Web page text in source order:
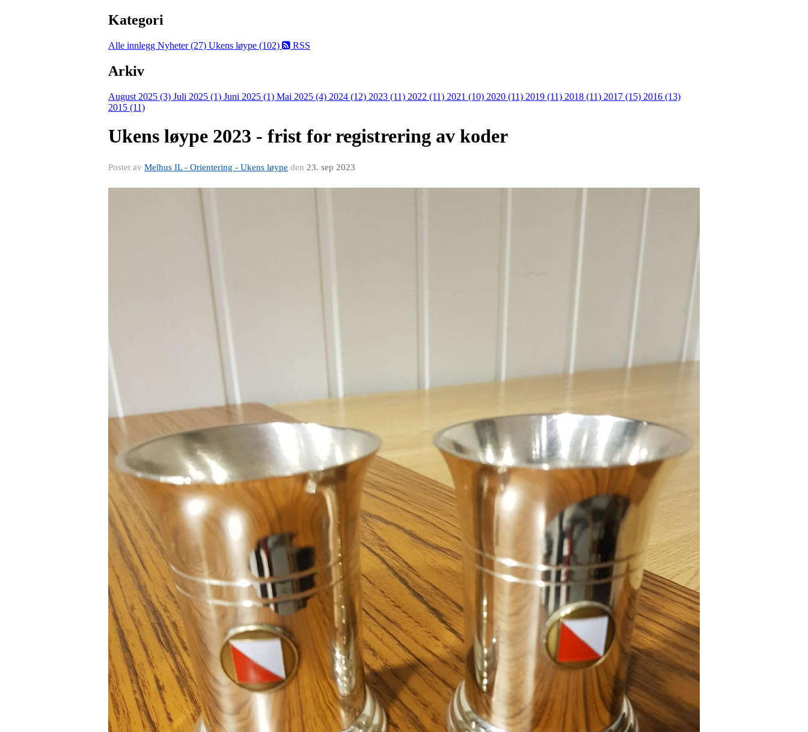
Kategori
Alle innlegg Nyheter (27) Ukens løype (102) RSS
Arkiv
August 2025 (3) Juli 2025 (1) Juni 2025 (1) Mai 2025 (4) 2024 (12) 2023 (11) 2022 (11) 2021 (10) 2020 (11) 2019 (11) 2018 (11) 2017 (15) 2016 (13)
2015 (11)
Ukens løype 2023 - frist for registrering av koder
Postet av Melhus IL - Orientering - Ukens løype den 23. sep 2023